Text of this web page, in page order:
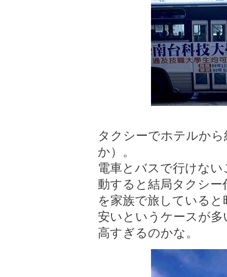
タクシーでホテルから
か）。
電車とバスで行けな
動すると結局タクシ
を家族で旅している
安いというケースが
高すぎるのかな。